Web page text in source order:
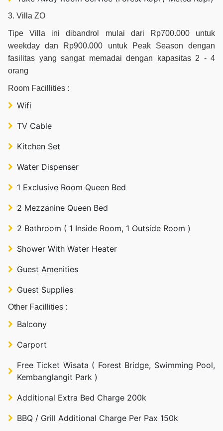
3. Villa ZO
Tipe Villa ini dibandrol mulai dari Rp700.000 untuk
weekday dan Rp900.000 untuk Peak Season dengan
fasilitas yang sangat memadai dengan kapasitas 2 - 4
orang
Room Facillities :
Wifi
TV Cable
Kitchen Set
Water Dispenser
1 Exclusive Room Queen Bed
2 Mezzanine Queen Bed
2 Bathroom ( 1 Inside Room, 1 Outside Room )
Shower With Water Heater
Guest Amenities
Guest Supplies
Other Facillities :
Balcony
Carport
Free Ticket Wisata ( Forest Bridge, Swimming Pool,
Kembanglangit Park )
Additional Extra Bed Charge 200k
BBQ / Grill Additional Charge Per Pax 150k